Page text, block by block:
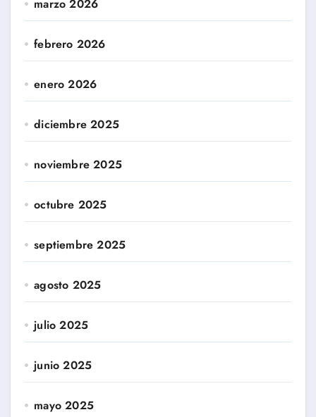
marzo 2026
febrero 2026
enero 2026
diciembre 2025
noviembre 2025
octubre 2025
septiembre 2025
agosto 2025
julio 2025
junio 2025
mayo 2025